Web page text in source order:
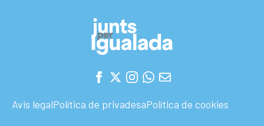
Avis legalPolítica de privadesaPolítica de cookies